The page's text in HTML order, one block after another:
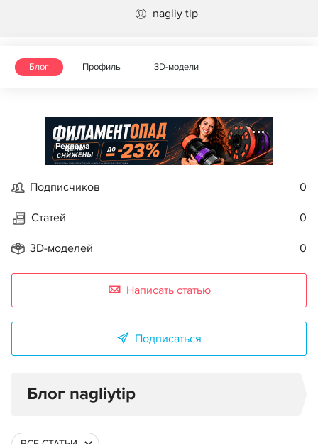
nagliy tip
Блог Профиль 3D-модели
Реклама
Подписчиков 0
Статей 0
3D-моделей 0
Написать статью
Подписаться
Блог nagliytip